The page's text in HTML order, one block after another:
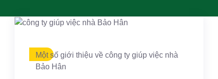
Một số giới thiệu về công ty giúp việc nhà
Bảo Hân